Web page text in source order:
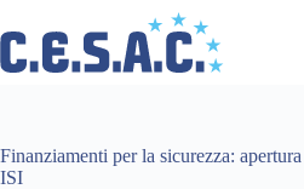
al
contenuto
Finanziamenti per la sicurezza:
ISI